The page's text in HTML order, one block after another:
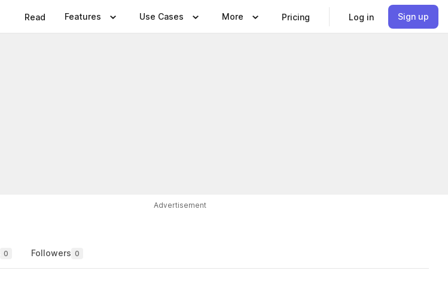
Read Features Use Cases More Pricing Log in Sign up
Advertisement
0 Followers 0